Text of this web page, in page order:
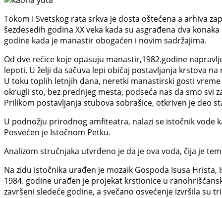
Tokom I Svetskog rata srkva je dosta oštećena a arhiva
šezdesedih godina XX veka kada su asgrađena dva
godine kada je manastir obogaćen i novim sadržajima.
Od dve rečice koje opasuju manastir,1982.godine
lepoti. U želji da sačuva lepi običaj postavljanja krstova
U toku toplih letnjih dana, neretki manastirski gosti
okrugli sto, bez prednjeg mesta, podseća nas da smo
Prilikom postavljanja stubova sobrašice, otkriven je deo
U podnožju prirodnog amfiteatra, nalazi se istočnik vode
Posvećen je Istočnom Petku.
Analizom stručnjaka utvrđeno je da je ova voda, čija je
Na zidu istočnika urađen je mozaik Gospoda Isusa Hrista,
1984. godine urađen je projekat krstionice u
završeni sledeće godine, a svečano osvećenje izvršila su